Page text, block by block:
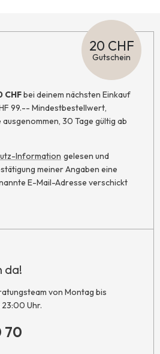
20 CHF
Gutschein
CHFbei deinem nächsten Einkauf
99.-- Mindestbestellwert,
30 Tage gültig ab
Information gelesen und
meiner Angaben eine
E-Mail-Adresse verschickt
da!
von Montag bis
Uhr.
70